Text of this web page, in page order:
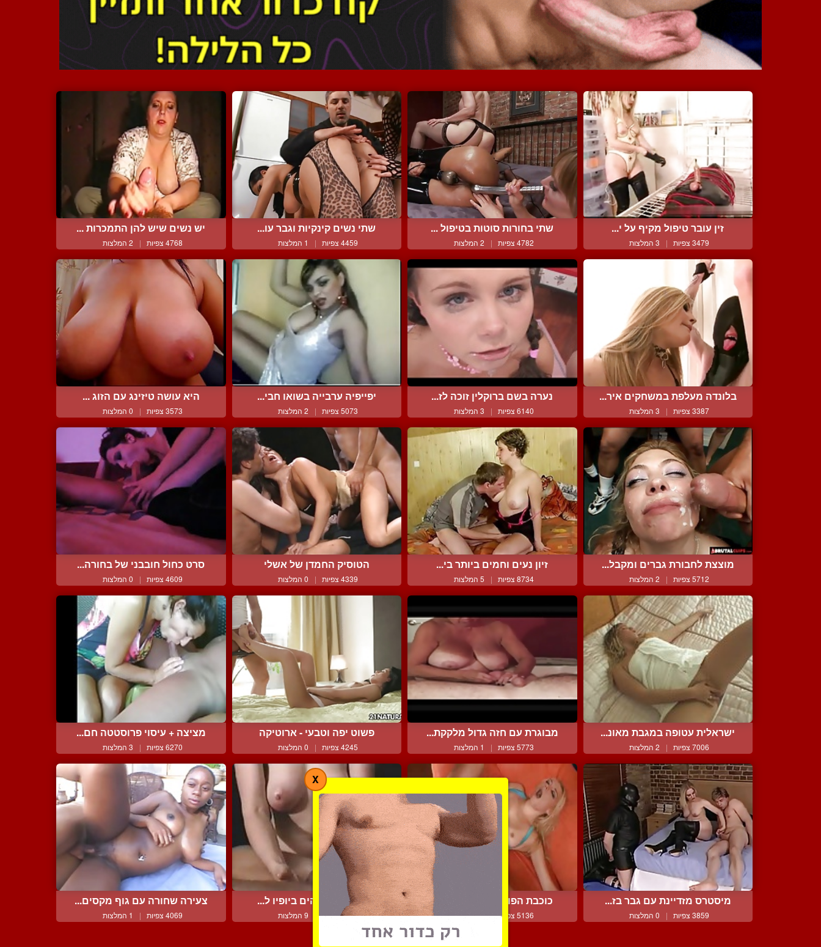
זין עובר טיפול מקיף על י...
3479 צפיות | 3 המלצות
שתי בחורות סוטות בטיפול ...
4782 צפיות | 2 המלצות
שתי נשים קינקיות וגבר עו...
4459 צפיות | 1 המלצות
יש נשים שיש להן התמכרות ...
4768 צפיות | 2 המלצות
בלונדה מעלפת במשחקים איר...
3387 צפיות | 3 המלצות
נערה בשם ברוקלין זוכה לז...
6140 צפיות | 3 המלצות
יפייפיה ערבייה בשואו חבי...
5073 צפיות | 2 המלצות
היא עושה טיזינג עם הזוג ...
3573 צפיות | 0 המלצות
מוצצת לחבורת גברים ומקבל...
5712 צפיות | 2 המלצות
זיון נעים וחמים ביותר בי...
8734 צפיות | 5 המלצות
הטוסיק החמדן של אשלי
4339 צפיות | 0 המלצות
סרט כחול חובבני של בחורה...
4609 צפיות | 0 המלצות
ישראלית עטופה במגבת מאונ...
7006 צפיות | 2 המלצות
מבוגרת עם חזה גדול מלקקת...
5773 צפיות | 1 המלצות
פשוט יפה וטבעי - ארוטיקה
4245 צפיות | 0 המלצות
מציצה + עיסוי פרוסטטה חם...
6270 צפיות | 3 המלצות
מיסטרס מזדיינת עם גבר בז...
3859 צפיות | 0 המלצות
כוכבת הפורנו אנט שוורץ ל...
5136 צפיות | 3 המלצות
שפשוף זין מדהים ביופיו ל...
8535 צפיות | 9 המלצות
צעירה שחורה עם גוף מקסים...
4069 צפיות | 1 המלצות
צור קשר
X